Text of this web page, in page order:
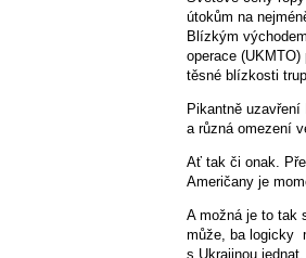
útokům na
Blízkým
operace
těsné blízkosti
Pikantně
a různá omezení
Ať tak či onak.
Američany je
A možná je to tak
může, ba logicky
s Ukrajinou jednat.